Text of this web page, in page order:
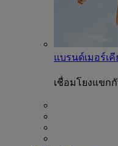
แบรนด์เมอร์เคี
เชื่อมโยงแขก